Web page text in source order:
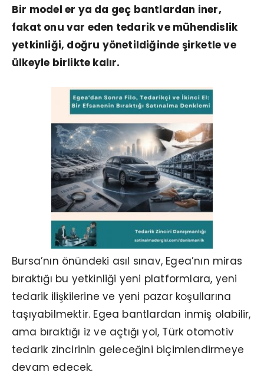
Bir model er ya da geç bantlardan iner,
fakat onu var eden tedarik ve mühendislik
yetkinliği, doğru yönetildiğinde şirketle ve
ülkeyle birlikte kalır.
Bursa’nın önündeki asıl sınav, Egea’nın miras
bıraktığı bu yetkinliği yeni platformlara, yeni
tedarik ilişkilerine ve yeni pazar koşullarına
taşıyabilmektir. Egea bantlardan inmiş olabilir,
ama bıraktığı iz ve açtığı yol, Türk otomotiv
tedarik zincirinin geleceğini biçimlendirmeye
devam edecek.